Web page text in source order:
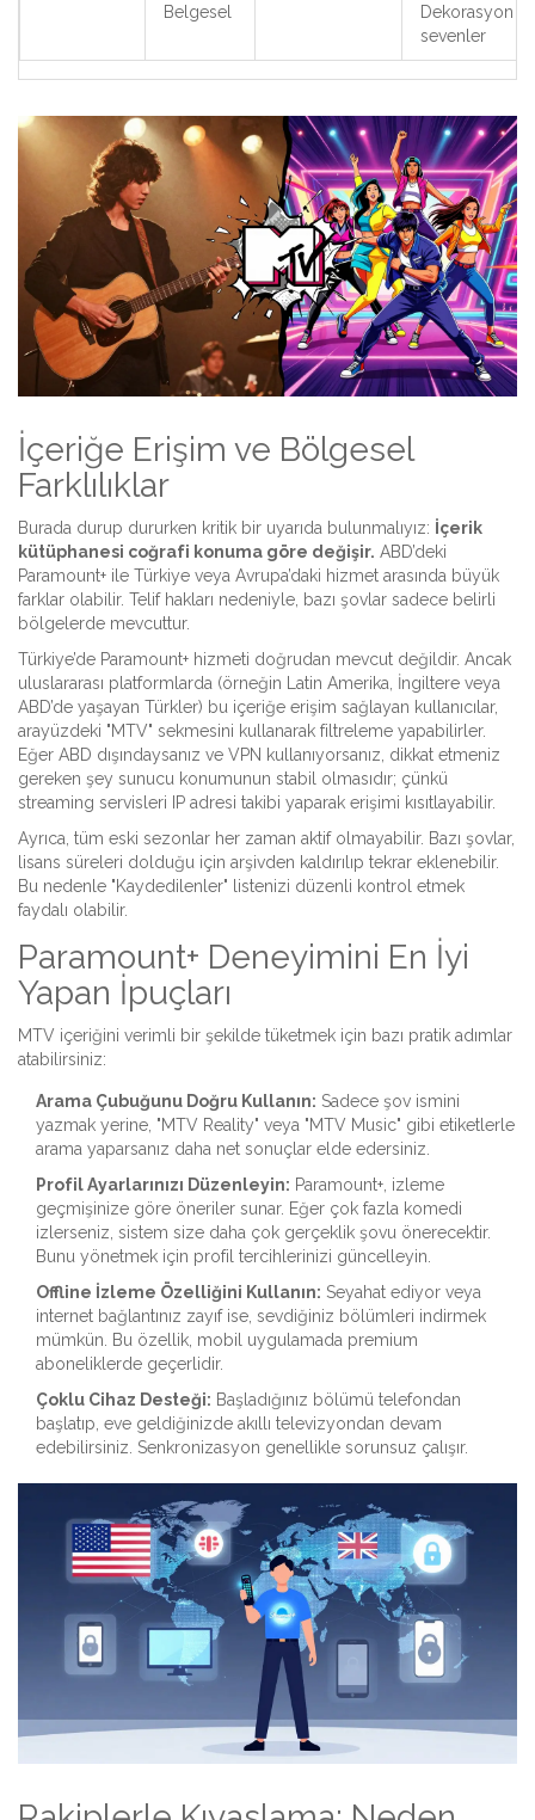
Belgesel
Dekorasyon
sevenler
İçeriğe Erişim ve Bölgesel
Farklılıklar
Burada durup dururken kritik bir uyarıda bulunmalıyız: İçerik
kütüphanesi coğrafi konuma göre değişir. ABD’deki
Paramount+ ile Türkiye veya Avrupa’daki hizmet arasında büyük
farklar olabilir. Telif hakları nedeniyle, bazı şovlar sadece belirli
bölgelerde mevcuttur.
Türkiye’de Paramount+ hizmeti doğrudan mevcut değildir. Ancak
uluslararası platformlarda (örneğin Latin Amerika, İngiltere veya
ABD’de yaşayan Türkler) bu içeriğe erişim sağlayan kullanıcılar,
arayüzdeki "MTV" sekmesini kullanarak filtreleme yapabilirler.
Eğer ABD dışındaysanız ve VPN kullanıyorsanız, dikkat etmeniz
gereken şey sunucu konumunun stabil olmasıdır; çünkü
streaming servisleri IP adresi takibi yaparak erişimi kısıtlayabilir.
Ayrıca, tüm eski sezonlar her zaman aktif olmayabilir. Bazı şovlar,
lisans süreleri dolduğu için arşivden kaldırılıp tekrar eklenebilir.
Bu nedenle "Kaydedilenler" listenizi düzenli kontrol etmek
faydalı olabilir.
Paramount+ Deneyimini En İyi
Yapan İpuçları
MTV içeriğini verimli bir şekilde tüketmek için bazı pratik adımlar
atabilirsiniz:
Arama Çubuğunu Doğru Kullanın: Sadece şov ismini
yazmak yerine, "MTV Reality" veya "MTV Music" gibi etiketlerle
arama yaparsanız daha net sonuçlar elde edersiniz.
Profil Ayarlarınızı Düzenleyin: Paramount+, izleme
geçmişinize göre öneriler sunar. Eğer çok fazla komedi
izlerseniz, sistem size daha çok gerçeklik şovu önerecektir.
Bunu yönetmek için profil tercihlerinizi güncelleyin.
Offline İzleme Özelliğini Kullanın: Seyahat ediyor veya
internet bağlantınız zayıf ise, sevdiğiniz bölümleri indirmek
mümkün. Bu özellik, mobil uygulamada premium
aboneliklerde geçerlidir.
Çoklu Cihaz Desteği: Başladığınız bölümü telefondan
başlatıp, eve geldiğinizde akıllı televizyondan devam
edebilirsiniz. Senkronizasyon genellikle sorunsuz çalışır.